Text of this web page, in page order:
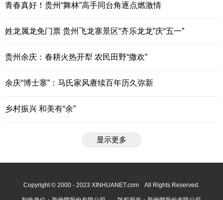
青春真好！贵州“舞林”高手同台角逐点燃激情
姓龙属龙免门票 贵州飞龙寨景区“齐乐龙龙”庆“五一”
贵州余庆：春耕火热开犁 农民田野“撒欢”
余庆“博士寨”：马氏家风赓续百年历久弥新
乡村振兴 和美有“余”
显示更多
Copyright © 2000 - 2023 XINHUANET.com All Rights Reserved.